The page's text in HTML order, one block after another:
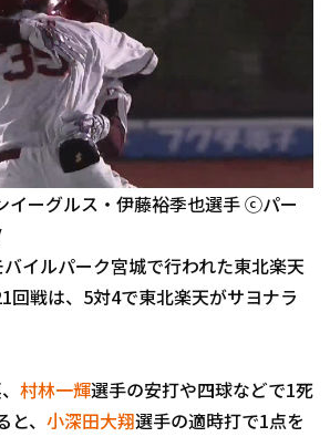
ハムファイターズ
マリーンズ
イーグルス・伊藤裕季也選手 ⓒパー
イルパーク宮城で行われた東北楽天
回戦は、5対4で東北楽天がサヨナラ
村林一輝選手の安打や四球などで1死
、 小深田大翔選手の適時打で1点を